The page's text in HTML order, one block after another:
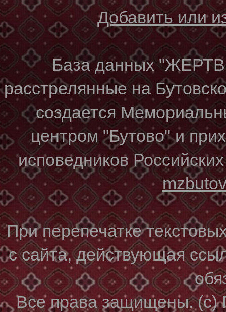
Добавить или
База данных
расстрелянные на
создается
центром "Бутово" и
исповедников
При перепечатке
с сайта, действующая
Все права защищены. (с)